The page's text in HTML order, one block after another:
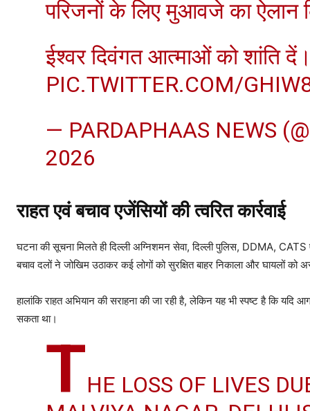
परिजनों के लिए मुआवजे का ऐलान
ईश्वर दिवंगत आत्माओं को शांति
PIC.TWITTER.COM/
— PARDAPHAAS NEWS
2026
राहत एवं बचाव एजेंसियों की त्वरित कार्रवाई
घटना की सूचना मिलते ही दिल्ली अग्निशमन सेवा, दिल्ली पुलिस, DDMA,
बचाव दलों ने जोखिम उठाकर कई लोगों को सुरक्षित बाहर निकाला और घायलों को
हालांकि राहत अभियान की सराहना की जा रही है, लेकिन यह भी स्पष्ट है कि
सकता था।
THE LOSS OF LIVES